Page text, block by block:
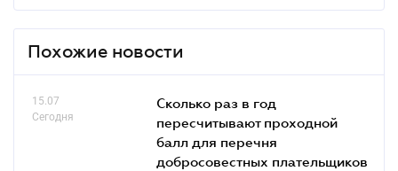
Похожие новости
15.07
Сегодня
Сколько раз в год
пересчитывают проходной
балл для перечня
добросовестных плательщиков